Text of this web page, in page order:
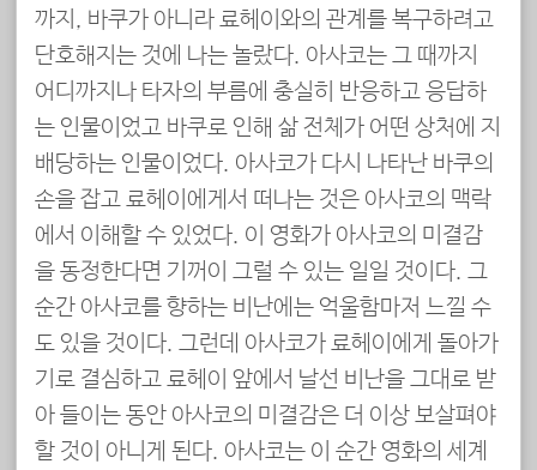
까지, 바쿠가 아니라 료헤이와의 관계를 복구하려고
단호해지는 것에 나는 놀랐다. 아사코는 그 때까지
어디까지나 타자의 부름에 충실히 반응하고 응답하
는 인물이었고 바쿠로 인해 삶 전체가 어떤 상처에 지
배당하는 인물이었다. 아사코가 다시 나타난 바쿠의
손을 잡고 료헤이에게서 떠나는 것은 아사코의 맥락
에서 이해할 수 있었다. 이 영화가 아사코의 미결감
을 동정한다면 기꺼이 그럴 수 있는 일일 것이다. 그
순간 아사코를 향하는 비난에는 억울함마저 느낄 수
도 있을 것이다. 그런데 아사코가 료헤이에게 돌아가
기로 결심하고 료헤이 앞에서 날선 비난을 그대로 받
아 들이는 동안 아사코의 미결감은 더 이상 보살펴야
할 것이 아니게 된다. 아사코는 이 순간 영화의 세계